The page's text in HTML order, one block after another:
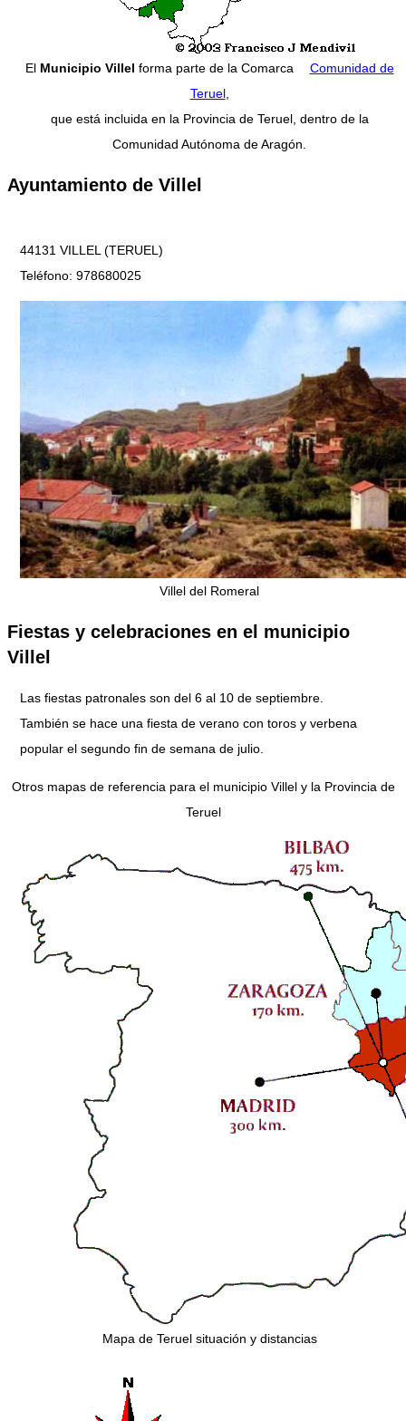
El Municipio Villel forma parte de la Comarca
Comunidad de
Teruel,
que está incluida en la Provincia de Teruel, dentro de la
Comunidad Autónoma de Aragón.
Ayuntamiento de Villel
44131 VILLEL (TERUEL)
Teléfono: 978680025
Villel del Romeral
Fiestas y celebraciones en el municipio
Villel
Las fiestas patronales son del 6 al 10 de septiembre.
También se hace una fiesta de verano con toros y verbena
popular el segundo fin de semana de julio.
Otros mapas de referencia para el municipio Villel y la Provincia de
Teruel
Mapa de Teruel situación y distancias